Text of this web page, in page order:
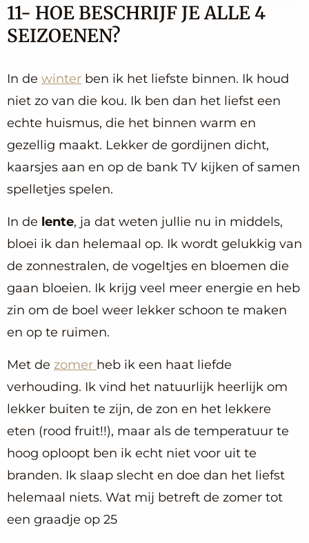
11- HOE BESCHRIJF JE ALLE 4
SEIZOENEN?
In de winter ben ik het liefste binnen. Ik houd
niet zo van die kou. Ik ben dan het liefst een
echte huismus, die het binnen warm en
gezellig maakt. Lekker de gordijnen dicht,
kaarsjes aan en op de bank TV kijken of samen
spelletjes spelen.
In de lente, ja dat weten jullie nu in middels,
bloei ik dan helemaal op. Ik wordt gelukkig van
de zonnestralen, de vogeltjes en bloemen die
gaan bloeien. Ik krijg veel meer energie en heb
zin om de boel weer lekker schoon te maken
en op te ruimen.
Met de zomer heb ik een haat liefde
verhouding. Ik vind het natuurlijk heerlijk om
lekker buiten te zijn, de zon en het lekkere
eten (rood fruit!!), maar als de temperatuur te
hoog oploopt ben ik echt niet voor uit te
branden. Ik slaap slecht en doe dan het liefst
helemaal niets. Wat mij betreft de zomer tot
een graadje op 25